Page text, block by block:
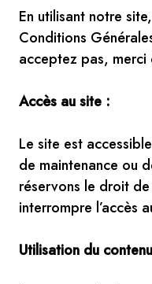
En utilisant notre
Conditions
acceptez pas, merci
Accès au site :
Le site est
de maintenance ou
réservons le droit
interrompre l’accès
Utilisation du